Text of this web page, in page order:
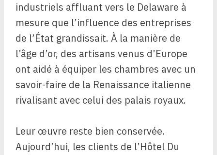
industriels affluant vers le Delaware à
mesure que l’influence des entreprises
de l’État grandissait. À la manière de
l’âge d’or, des artisans venus d’Europe
ont aidé à équiper les chambres avec un
savoir-faire de la Renaissance italienne
rivalisant avec celui des palais royaux.
Leur œuvre reste bien conservée.
Aujourd’hui, les clients de l’Hôtel Du